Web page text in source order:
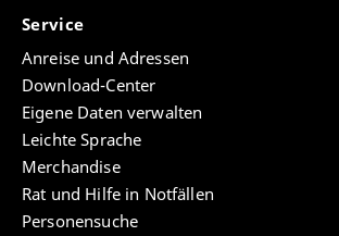
Service
Anreise und Adressen
Download-Center
Eigene Daten verwalten
Leichte Sprache
Merchandise
Rat und Hilfe in Notfällen
Personensuche